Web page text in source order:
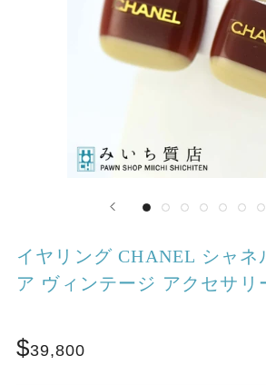
イヤリング CHANEL シャネ
ア ヴィンテージ アクセサリ
39,800